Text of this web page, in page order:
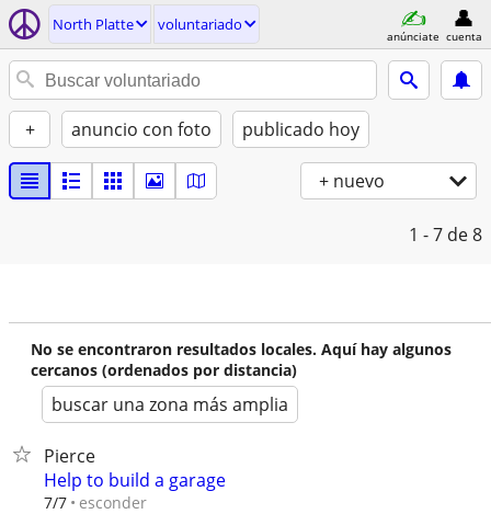
North Platte voluntariado
anúnciate cuenta
+ anuncio con foto publicado hoy
+ nuevo
1 - 7 de 8
No se encontraron resultados locales. Aquí hay algunos
cercanos (ordenados por distancia)
buscar una zona más amplia
Pierce
Help to build a garage
7/7 esconder